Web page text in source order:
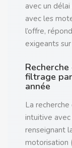
avec un délai
avec les
l’offre,
exigeants
filtrage
année
La
intuitive
renseignant
motorisation